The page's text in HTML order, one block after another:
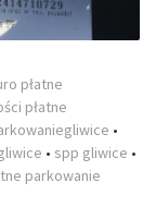
płatne
płatne
•
• spp gliwice •
parkowanie